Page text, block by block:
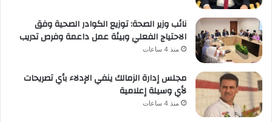
نائب وزير الصحة: توزيع الكوادر الصحية وفق
الاحتياج الفعلي وبيئة عمل داعمة وفرص تدريب
منذ 4 ساعات
مجلس إدارة الزمالك ينفي الإدلاء بأي تصريحات
لأي وسيلة إعلامية
منذ 4 ساعات